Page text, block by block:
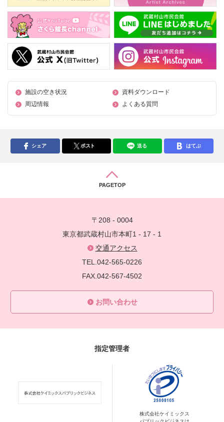
施設の空き状況
資料ダウンロード
周辺情報
よくある質問
シェア ポスト 送る はてぶ
PAGETOP
〒208 - 0004
東京都武蔵村山市本町1 - 17 - 1
交通アクセス
TEL.042-565-0226
FAX.042-567-4502
お問い合わせ
指定管理者
株式会社ケイミックス